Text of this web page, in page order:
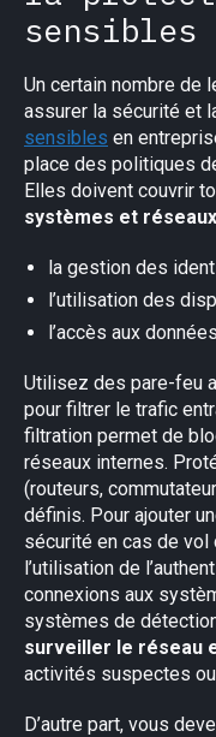
sensibles
Un certain nombre de
assurer la sécurité et
sensibles en
place des politiques
Elles doivent couvrir
systèmes et réseaux
la gestion des
l’utilisation des
l’accès aux
Utilisez des pare-feu
pour filtrer le trafic
filtration permet de
réseaux internes.
(routeurs,
définis. Pour ajouter
sécurité en cas de
l’utilisation de
connexions aux
systèmes de
surveiller le réseau
activités suspectes
D’autre part, vous